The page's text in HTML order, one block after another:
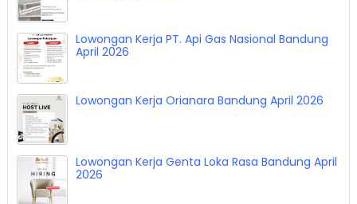
Lowongan Kerja PT. Api Gas Nasional Bandung
April 2026
Lowongan Kerja Orianara Bandung April 2026
Lowongan Kerja Genta Loka Rasa Bandung April
2026